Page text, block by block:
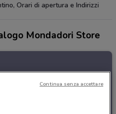
Orari di apertura e Indirizzi
Mondadori Store
Continua senza accettare